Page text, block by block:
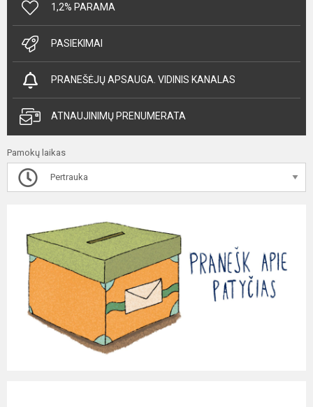
1,2% PARAMA
PASIEKIMAI
PRANEŠĖJŲ APSAUGA. VIDINIS KANALAS
ATNAUJINIMŲ PRENUMERATA
Pamokų laikas
Pertrauka